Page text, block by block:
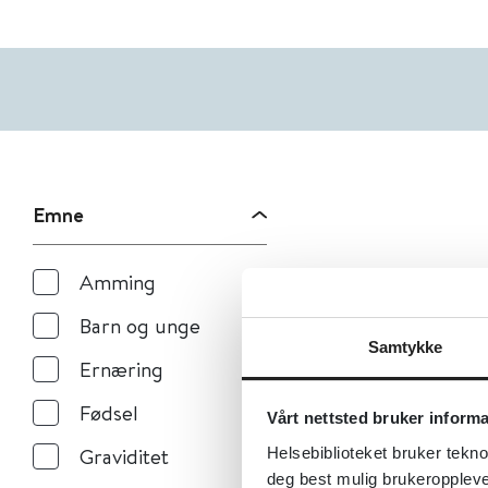
Samtykke
Vårt nettsted bruker
Helsebiblioteket bruker
deg best mulig
Emne
Amming
Barn og unge
Ernæring
Fødsel
Graviditet